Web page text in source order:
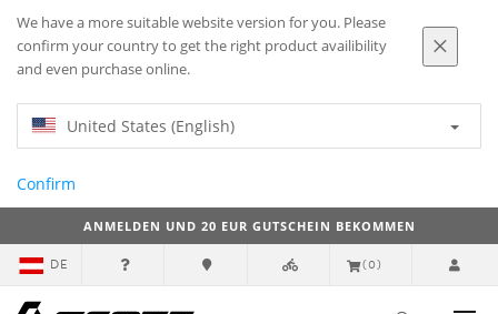
We have a more suitable website version for you. Please
confirm your country to get the right product availibility
and even purchase online.
United States (English)
Confirm
ANMELDEN UND 20 EUR GUTSCHEIN BEKOMMEN
DE (0)